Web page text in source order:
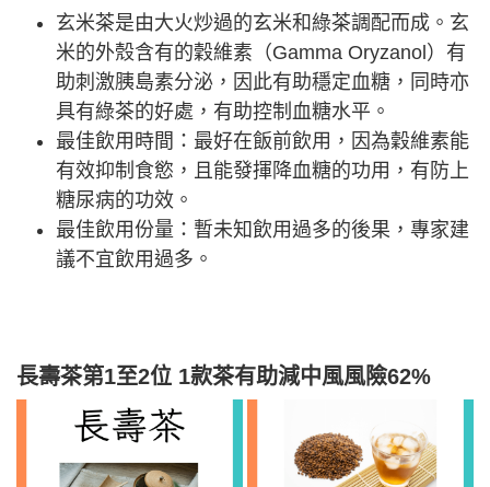
玄米茶是由大火炒過的玄米和綠茶調配而成。玄
米的外殼含有的穀維素（Gamma Oryzanol）有
助刺激胰島素分泌，因此有助穩定血糖，同時亦
具有綠茶的好處，有助控制血糖水平。
最佳飲用時間：最好在飯前飲用，因為穀維素能
有效抑制食慾，且能發揮降血糖的功用，有防上
糖尿病的功效。
最佳飲用份量：暫未知飲用過多的後果，專家建
議不宜飲用過多。
長壽茶第1至2位 1款茶有助減中風風險62%